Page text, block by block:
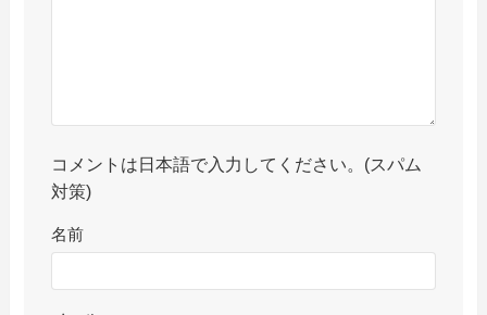
コメントは日本語で入力してください。(スパム
対策)
名前